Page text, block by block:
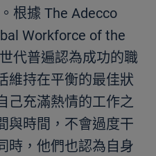
根據 The Adecco
Workforce of the
代普遍認為成功的職
維持在平衡的最佳狀
己充滿熱情的工作之
與時間，不會過度干
時，他們也認為自身